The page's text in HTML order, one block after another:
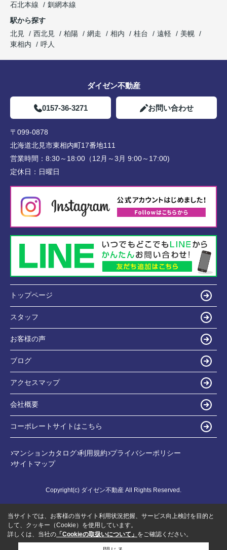
石北本線
釧網本線
駅から探す
北見
西北見 柏陽 網走 相内 桂台 遠軽
美幌
東相内
呼人
ダイゼン不動産
0157-36-3271 お問い合わせ
〒099-0878
北海道北見市東相内町17番地111
営業時間： 8:30～18:00（12月～3月 9:00～17:00)
定休日： 日曜日
トップページ
スタッフ
お客様の声
ブログ
アクセスマップ
会社概要
コーポレートサイトはこちら
マンションカタログ 利用規約 プライバシーポリシー
サイトマップ
Copyright(c) ダイゼン不動産 All Rights Reserved.
当サイトでは、お客様の当サイト利用状況把握、サービス向上検討を目的と
して、クッキー（Cookie）を使用しています。
詳しくは、当社の 「Cookieの取扱いについて」 をご確認ください。